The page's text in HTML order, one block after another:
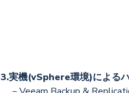
3.実機(vSphere環境)による